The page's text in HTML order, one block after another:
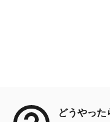
どうやった